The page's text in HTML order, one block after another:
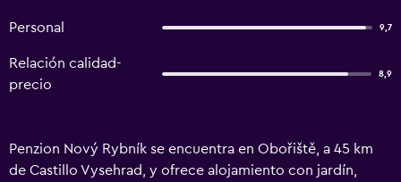
Personal 9,7
Relación calidad-
precio
8,9
Penzion Nový Rybník se encuentra en Obořiště, a 45 km
de Castillo Vysehrad, y ofrece alojamiento con jardín,